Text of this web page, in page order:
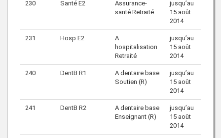
230 Santé E2
Assurance-
santé Retraité
jusqu’au
15 août
2014
231 Hosp E2
A
hospitalisation
Retraité
jusqu’au
15 août
2014
240 DentB R1
A dentaire base
Soutien (R)
jusqu’au
15 août
2014
241 DentB R2
A dentaire base
Enseignant (R)
jusqu’au
15 août
2014